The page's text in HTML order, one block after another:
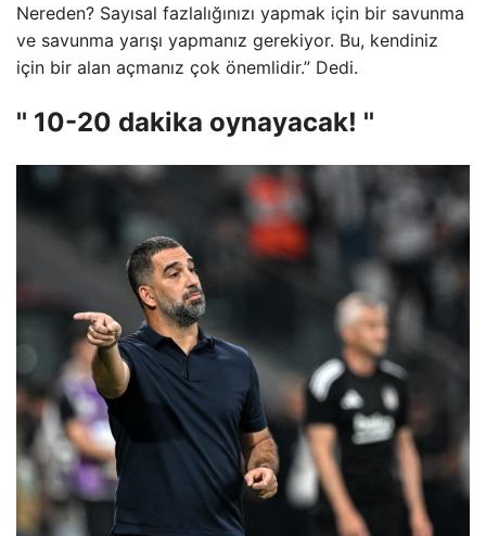
Nereden? Sayısal fazlalığınızı yapmak için bir savunma
ve savunma yarışı yapmanız gerekiyor. Bu, kendiniz
için bir alan açmanız çok önemlidir.” Dedi.
'' 10-20 dakika oynayacak! ''